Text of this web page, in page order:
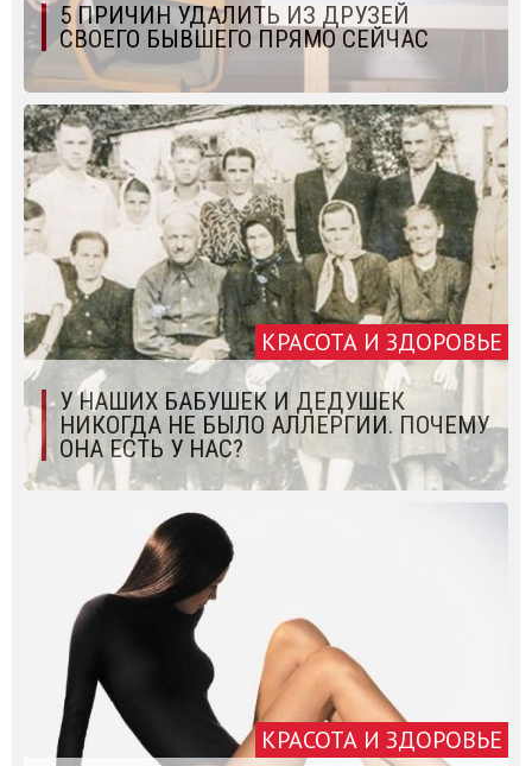
5 ПРИЧИН УДАЛИТЬ ИЗ ДРУЗЕЙ
СВОЕГО БЫВШЕГО ПРЯМО СЕЙЧАС
КРАСОТА И ЗДОРОВЬЕ
У НАШИХ БАБУШЕК И ДЕДУШЕК
НИКОГДА НЕ БЫЛО АЛЛЕРГИИ. ПОЧЕМУ
ОНА ЕСТЬ У НАС?
КРАСОТА И ЗДОРОВЬЕ